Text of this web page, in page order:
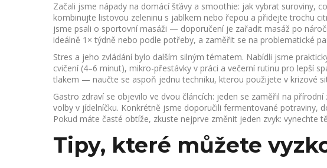
Začali jsme nápady na domácí šťávy a smoothie: jak vybrat suroviny,
kombinujte listovou zeleninu s jablkem nebo řepou a přidejte trochu
jsme psali o sportovní masáži — doporučení je zařadit masáž po
ideálně 1× týdně nebo podle potřeby, a zaměřit se na problematické
Stres a jeho zvládání bylo dalším silným tématem. Nabídli jsme
cvičení (4–6 minut), mikro-přestávky v práci a večerní rutinu pro lepší
tlakem — naučte se aspoň jednu techniku, kterou použijete v krizové
Gastro zdraví se objevilo ve dvou článcích: jeden se zaměřil na
volby v jídelníčku. Konkrétně jsme doporučili fermentované potraviny,
Pokud máte časté obtíže, zkuste nejprve změnit jeden zvyk: vynechte
Tipy, které můžete